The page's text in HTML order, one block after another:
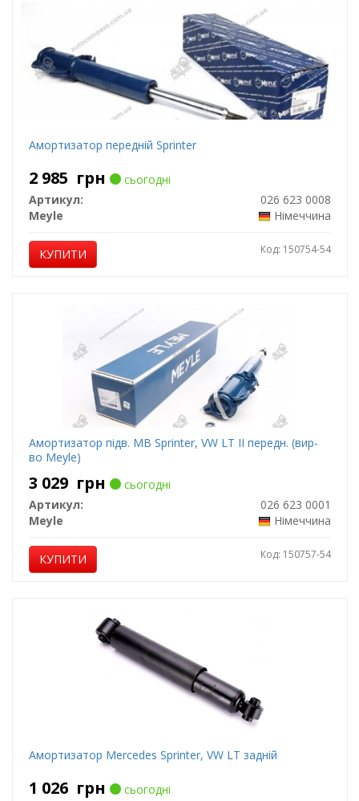
Амортизатор передній Sprinter
2 985 грн
сьогодні
Артикул:
026 623 0008
Meyle
Німеччина
КУПИТИ Код: 150754-54
Амортизатор підв. MB Sprinter, VW LT II передн. (вир-
во Meyle)
3 029 грн
сьогодні
Артикул:
026 623 0001
Meyle
Німеччина
КУПИТИ Код: 150757-54
Амортизатор Mercedes Sprinter, VW LT задній
1 026 грн
сьогодні